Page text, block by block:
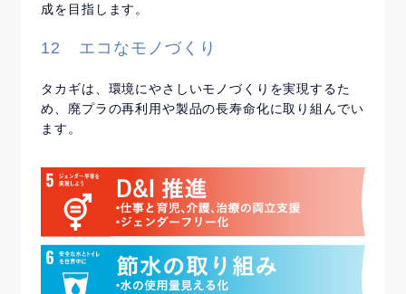
成を目指します。
12 エコなモノづくり
タカギは、環境にやさしいモノづくりを実現するた
め、廃プラの再利用や製品の長寿命化に取り組んでい
ます。